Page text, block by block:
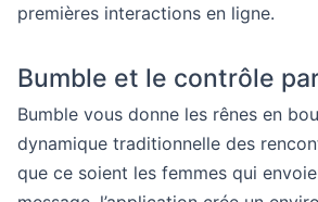
premières interactions en ligne.
Bumble et le contrôle
Bumble vous donne les rênes en
dynamique traditionnelle des
que ce soient les femmes qui